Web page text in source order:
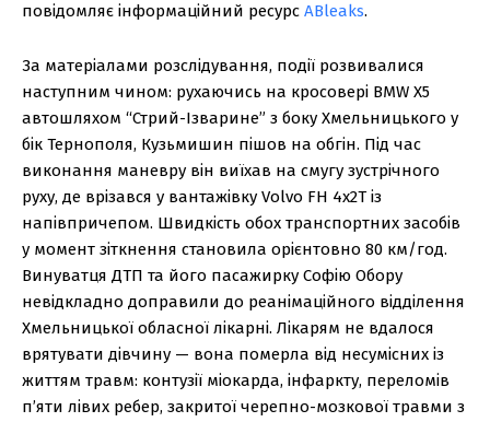
повідомляє інформаційний ресурс ABleaks.
За матеріалами розслідування, події розвивалися
наступним чином: рухаючись на кросовері BMW X5
автошляхом “Стрий-Ізварине” з боку Хмельницького у
бік Тернополя, Кузьмишин пішов на обгін. Під час
виконання маневру він виїхав на смугу зустрічного
руху, де врізався у вантажівку Volvo FH 4x2T із
напівпричепом. Швидкість обох транспортних засобів
у момент зіткнення становила орієнтовно 80 км/год.
Винуватця ДТП та його пасажирку Софію Обору
невідкладно доправили до реанімаційного відділення
Хмельницької обласної лікарні. Лікарям не вдалося
врятувати дівчину — вона померла від несумісних із
життям травм: контузії міокарда, інфаркту, переломів
п’яти лівих ребер, закритої черепно-мозкової травми з